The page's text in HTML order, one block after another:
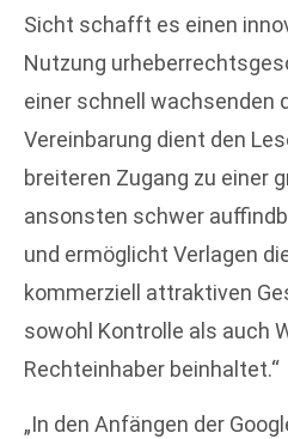
Sicht schafft es einen
Nutzung
einer schnell wachsenden
Vereinbarung dient den
breiteren Zugang zu einer
ansonsten schwer
und ermöglicht Verlagen
kommerziell attraktiven
sowohl Kontrolle als auch
Rechteinhaber beinhaltet.“
„In den Anfängen der